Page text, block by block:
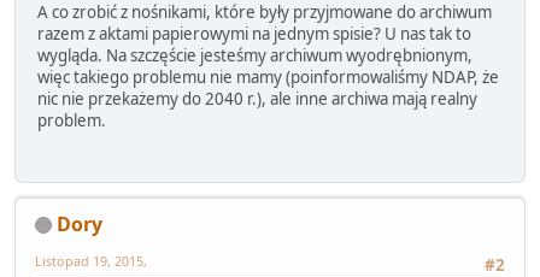
A co zrobić z nośnikami, które były przyjmowane do archiwum
razem z aktami papierowymi na jednym spisie? U nas tak to
wygląda. Na szczęście jesteśmy archiwum wyodrębnionym,
więc takiego problemu nie mamy (poinformowaliśmy NDAP, że
nic nie przekażemy do 2040 r.), ale inne archiwa mają realny
problem.
Dory
#2
Listopad 19, 2015,